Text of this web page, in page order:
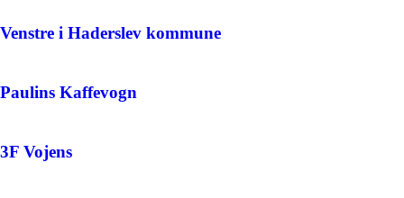
Venstre i Haderslev kommune
Paulins Kaffevogn
3F Vojens